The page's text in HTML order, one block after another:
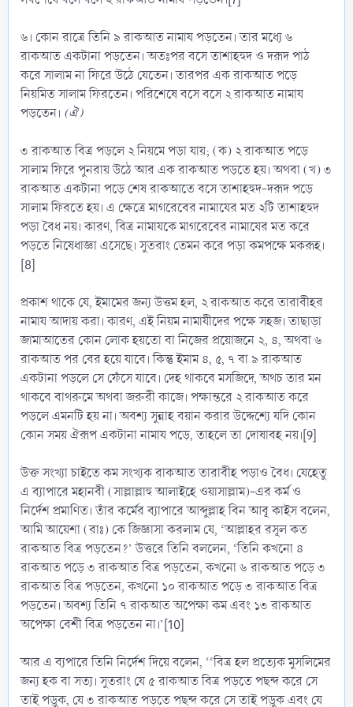
৬। কোন রাত্রে তিনি ৯ রাকআত নামায পড়তেন। তার মধ্যে ৬
রাকআত একটানা পড়তেন। অতঃপর বসে তাশাহহুদ ও দরূদ পাঠ
করে সালাম না ফিরে উঠে যেতেন। তারপর এক রাকআত পড়ে
নিয়মিত সালাম ফিরতেন। পরিশেষে বসে বসে ২ রাকআত নামায
পড়তেন। (ঐ)
৩ রাকআত বিত্র পড়লে ২ নিয়মে পড়া যায়; (ক) ২ রাকআত পড়ে
সালাম ফিরে পুনরায় উঠে আর এক রাকআত পড়তে হয়। অথবা (খ) ৩
রাকআত একটানা পড়ে শেষ রাকআতে বসে তাশাহহুদ-দরূদ পড়ে
সালাম ফিরতে হয়। এ ক্ষেত্রে মাগরেবের নামাযের মত ২টি তাশাহহুদ
পড়া বৈধ নয়। কারণ, বিত্র নামাযকে মাগরেবের নামাযের মত করে
পড়তে নিষেধাজ্ঞা এসেছে। সুতরাং তেমন করে পড়া কমপক্ষে মকরূহ।
[8]
প্রকাশ থাকে যে, ইমামের জন্য উত্তম হল, ২ রাকআত করে তারাবীহর
নামায আদায় করা। কারণ, এই নিয়ম নামাযীদের পক্ষে সহজ। তাছাড়া
জামাআতের কোন লোক হয়তো বা নিজের প্রয়োজনে ২, ৪, অথবা ৬
রাকআত পর বের হয়ে যাবে। কিন্তু ইমাম ৪, ৫, ৭ বা ৯ রাকআত
একটানা পড়লে সে ফেঁসে যাবে। দেহ থাকবে মসজিদে, অথচ তার মন
থাকবে বাথরুমে অথবা জরুরী কাজে। পক্ষান্তরে ২ রাকআত করে
পড়লে এমনটি হয় না। অবশ্য সুন্নাহ বয়ান করার উদ্দেশ্যে যদি কোন
কোন সময় ঐরূপ একটানা নামায পড়ে, তাহলে তা দোষাবহ নয়।[9]
উক্ত সংখ্যা চাইতে কম সংখ্যক রাকআত তারাবীহ পড়াও বৈধ। যেহেতু
এ ব্যাপারে মহানবী (সাল্লাল্লাহু আলাইহে ওয়াসাল্লাম)-এর কর্ম ও
নির্দেশ প্রমাণিত। তাঁর কর্মের ব্যাপারে আব্দুল্লাহ বিন আবূ কাইস বলেন,
আমি আয়েশা (রাঃ) কে জিজ্ঞাসা করলাম যে, ‘আল্লাহর রসূল কত
রাকআত বিত্র পড়তেন?’ উত্তরে তিনি বললেন, ‘তিনি কখনো ৪
রাকআত পড়ে ৩ রাকআত বিত্র পড়তেন, কখনো ৬ রাকআত পড়ে ৩
রাকআত বিত্র পড়তেন, কখনো ১০ রাকআত পড়ে ৩ রাকআত বিত্র
পড়তেন। অবশ্য তিনি ৭ রাকআত অপেক্ষা কম এবং ১৩ রাকআত
অপেক্ষা বেশী বিত্র পড়তেন না।’[10]
আর এ ব্যপারে তিনি নির্দেশ দিয়ে বলেন, ‘‘বিত্র হল প্রত্যেক মুসলিমের
জন্য হক বা সত্য। সুতরাং যে ৫ রাকআত বিত্র পড়তে পছন্দ করে সে
তাই পড়ুক, যে ৩ রাকআত পড়তে পছন্দ করে সে তাই পড়ুক এবং যে